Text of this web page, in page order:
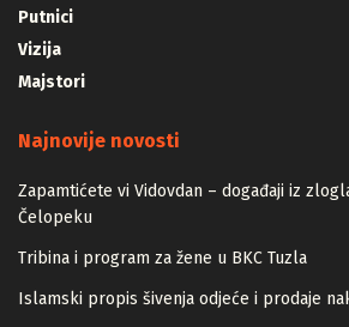
Putnici
Vizija
Majstori
Najnovije novosti
Zapamtićete vi Vidovdan – događaji iz
Čelopeku
Tribina i program za žene u BKC Tuzla
Islamski propis šivenja odjeće i prodaje